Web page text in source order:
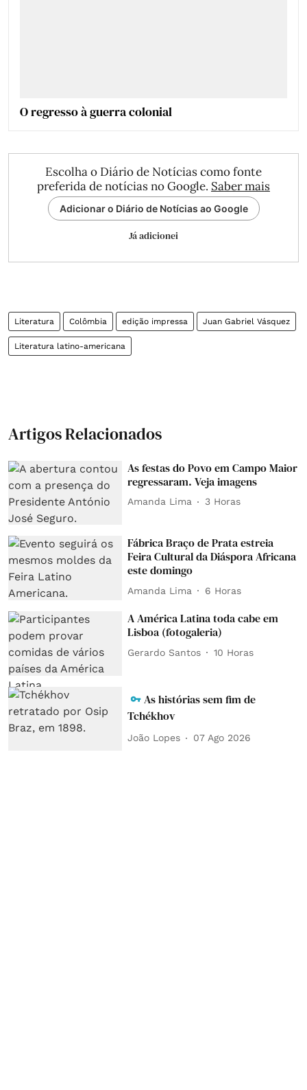
O regresso à guerra colonial
Escolha o Diário de Notícias como fonte
preferida de notícias no Google. Saber mais
Adicionar o Diário de Notícias ao Google
Já adicionei
Literatura Colômbia edição impressa Juan Gabriel Vásquez
Literatura latino-americana
Artigos Relacionados
As festas do Povo em Campo Maior
regressaram. Veja imagens
Amanda Lima 3 Horas
Fábrica Braço de Prata estreia
Feira Cultural da Diáspora Africana
este domingo
Amanda Lima 6 Horas
A América Latina toda cabe em
Lisboa (fotogaleria)
Gerardo Santos 10 Horas
As histórias sem fim de
Tchékhov
João Lopes 07 Ago 2026